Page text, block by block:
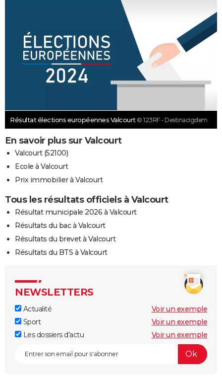
Résultat élections européennes Valcourt © 123RF - Destinacigdem
En savoir plus sur Valcourt
Valcourt (52100)
Ecole à Valcourt
Prix immobilier à Valcourt
Tous les résultats officiels à Valcourt
Résultat municipale 2026 à Valcourt
Résultats du bac à Valcourt
Résultats du brevet à Valcourt
Résultats du BTS à Valcourt
NEWSLETTERS
Actualité
Voir un exemple
Sport
Voir un exemple
Les dossiers d'actu
Voir un exemple